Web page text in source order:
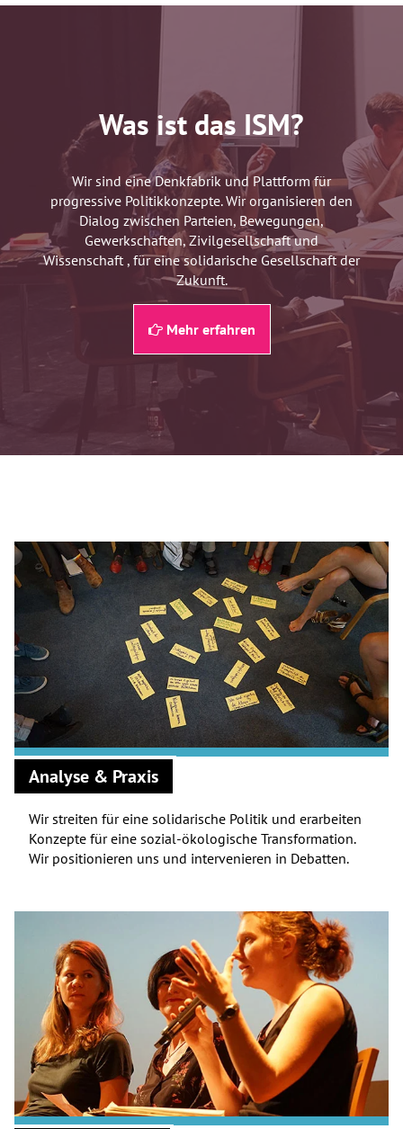
Was ist das ISM?
Wir sind eine Denkfabrik und Plattform für
progressive Politikkonzepte. Wir organisieren den
Dialog zwischen Parteien, Bewegungen,
Gewerkschaften, Zivilgesellschaft und
Wissenschaft , für eine solidarische Gesellschaft der
Zukunft.
Mehr erfahren
Analyse & Praxis
Wir streiten für eine solidarische Politik und erarbeiten
Konzepte für eine sozial-ökologische Transformation.
Wir positionieren uns und intervenieren in Debatten.